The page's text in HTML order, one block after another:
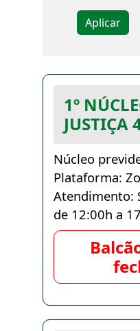
Aplicar
1º
JUSTIÇA
Núcleo
Plataforma:
Atendimento:
de 12:00h a